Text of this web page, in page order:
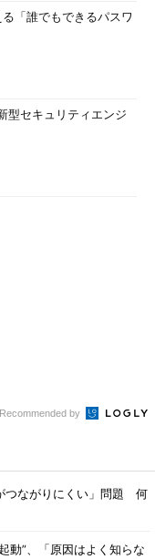
「誰でもできるパスワ
型セキュリティエンジ
Recommended by
つながりにくい」問題 何
動”、「原因はよく知らな